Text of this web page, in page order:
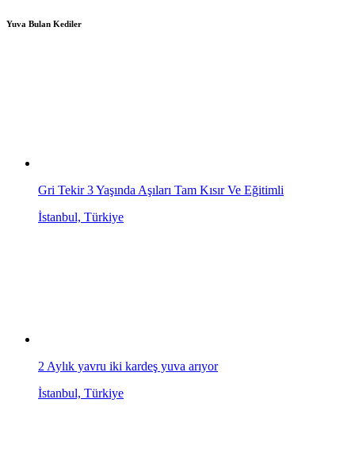
Yuva Bulan Kediler
Gri Tekir 3 Yaşında Aşıları Tam Kısır Ve Eğitimli
İstanbul, Türkiye
2 Aylık yavru iki kardeş yuva arıyor
İstanbul, Türkiye